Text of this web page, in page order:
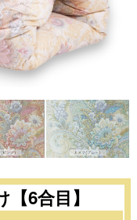
6合目】